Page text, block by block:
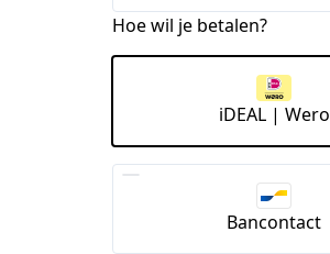
Hoe wil je betalen?
iDEAL | Wero
Bancontact